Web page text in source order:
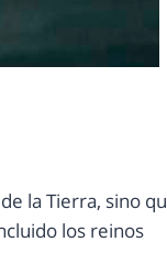
la Tierra, sino
los reinos